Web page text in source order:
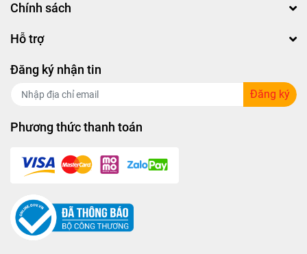
Chính sách
Hỗ trợ
Đăng ký nhận tin
Đăng ký
Phương thức thanh toán